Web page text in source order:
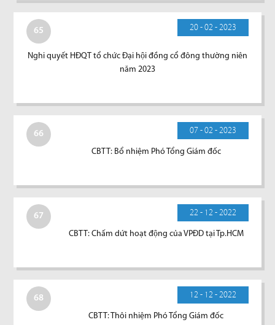
65 20 - 02 - 2023
Nghi quyết HĐQT tổ chức Đại hội đồng cổ đông thường niên
năm 2023
66 07 - 02 - 2023
CBTT: Bổ nhiệm Phó Tổng Giám đốc
67 22 - 12 - 2022
CBTT: Chấm dứt hoạt động của VPĐD tại Tp.HCM
68 12 - 12 - 2022
CBTT: Thôi nhiệm Phó Tổng Giám đốc